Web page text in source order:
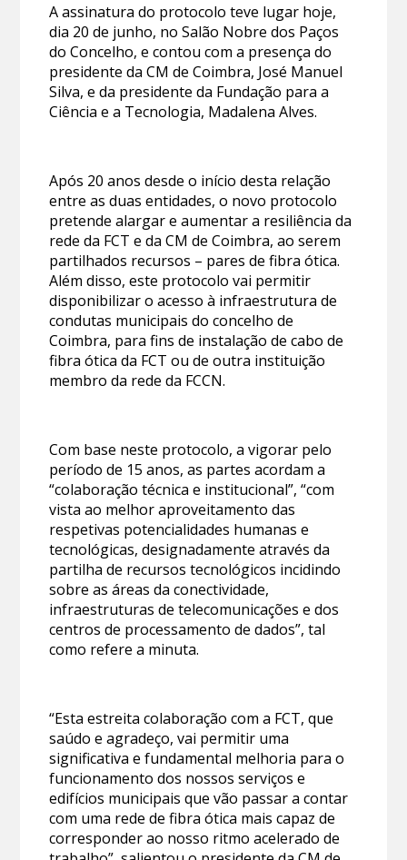
A assinatura do protocolo teve lugar hoje,
dia 20 de junho, no Salão Nobre dos Paços
do Concelho, e contou com a presença do
presidente da CM de Coimbra, José Manuel
Silva, e da presidente da Fundação para a
Ciência e a Tecnologia, Madalena Alves.
Após 20 anos desde o início desta relação
entre as duas entidades, o novo protocolo
pretende alargar e aumentar a resiliência da
rede da FCT e da CM de Coimbra, ao serem
partilhados recursos – pares de fibra ótica.
Além disso, este protocolo vai permitir
disponibilizar o acesso à infraestrutura de
condutas municipais do concelho de
Coimbra, para fins de instalação de cabo de
fibra ótica da FCT ou de outra instituição
membro da rede da FCCN.
Com base neste protocolo, a vigorar pelo
período de 15 anos, as partes acordam a
“colaboração técnica e institucional”, “com
vista ao melhor aproveitamento das
respetivas potencialidades humanas e
tecnológicas, designadamente através da
partilha de recursos tecnológicos incidindo
sobre as áreas da conectividade,
infraestruturas de telecomunicações e dos
centros de processamento de dados”, tal
como refere a minuta.
“Esta estreita colaboração com a FCT, que
saúdo e agradeço, vai permitir uma
significativa e fundamental melhoria para o
funcionamento dos nossos serviços e
edifícios municipais que vão passar a contar
com uma rede de fibra ótica mais capaz de
corresponder ao nosso ritmo acelerado de